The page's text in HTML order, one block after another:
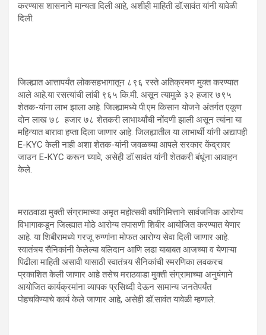
करण्यास शासनाने मान्यता दिली आहे, अशीही माहिती डॉ.सावंत यांनी यावेळी
दिली.
जिल्ह्यात आत्तापर्यंत लोकसहभागातून ८९६ रस्ते अतिक्रमण मुक्त करण्यात
आले आहे.या रसत्यांची लांबी ९६५ कि.मी. असून त्यामुळे ३२ हजार ७९५
शेतक-यांना लाभ झाला आहे. जिल्ह्यामध्ये पी.एम किसान योजने अंतर्गत एकूण
दोन लाख ७८ हजार ७८ शेतकरी लाभार्थ्यांची नोंदणी झाली असून त्यांना या
महिन्यात बारावा हप्ता दिला जाणार आहे. जिलह्यातील या लाभार्थी यांनी अद्यापही
E-KYC केली नाही अशा शेतक-यांनी जवळच्या आपले सरकार केंद्रावर
जाउन E-KYC करून घ्यावे, असेही डॉ.सावंत यांनी शेतकरी बंधूंना आवाहन
केले.
मराठवाडा मुक्ती संग्रामाच्या अमृत महोत्सवी वर्षानिमित्ताने सार्वजनिक आरोग्य
विभागाकडून जिल्ह्यात मोठे आरोग्य तपासणी शिबीर आयोजित करण्यात येणार
आहे. या शिबीरामध्ये गरजू रुग्णांना मोफत आरोग्य सेवा दिली जाणार आहे.
स्वातंत्र्य सैनिकांनी केलेल्या बलिदान आणि लढा याबाबत आजच्या व येणाऱ्या
पिढीला माहिती असावी यासाठी स्वातंत्र्य सैनिकांची स्मरणिका लवकरच
प्रकाशित केली जाणार आहे तसेच मराठवाडा मुक्ती संग्रामाच्या अनुषंगाने
आयोजित कार्यक्रमांना व्यापक प्रसिध्दी देऊन सामान्य जनतेपर्यंत
पोहचविण्याचे कार्य केले जाणार आहे, असेही डॉ.सावंत यावेळी म्हणाले.